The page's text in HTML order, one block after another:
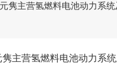
隽主营氢燃料电池动力系
主营氢燃料电池动力系